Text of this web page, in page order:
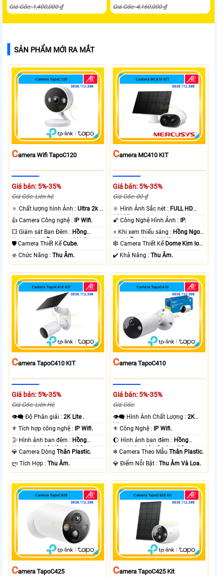
Giá Gốc: 1,400,000 ₫ Giá Gốc: 4,160,000 ₫
SẢN PHẨM MỚI RA MẮT
CAmera Wifi TapoC120
Giá bán: 5%-35%
Giá Gốc: Liên hệ
🔅 Chất lượng hình Ảnh :Ultra 2k +
.
👍 Camera Công nghệ :
IP Wifi.
💥 Giám sát Ban Đêm : Hồng
Ngoại 10m Hồng Ngoại SMD.
🛡 Camera Thiết KếCube.
️☣️ Chức Năng :Thu Âm.
CAmera MC410 KIT
Giá bán: 5%-35%
Giá Gốc: 00 ₫
🔆 Hình Ảnh Sắc nét : FULL HD
1080P .
🌠 Công Nghệ Hình Ảnh :
IP.
⭐ Khi xem thiếu sáng : Hồng Ngoại
10m Hồng Ngoại SMD.
🕸️ Camera Thiết Kế Dome Kim loại
+ Nhựa.
️✔️ Khả Năng :Thu Âm.
CAmera TapoC410 KIT
Giá bán: 5%-35%
Giá Gốc: Liên Hệ
👁️‍🗨 Độ Phân giải :2K Lite .
⚜️ Tích hợp công nghệ :
IP Wifi.
🌛 Hình ảnh ban đêm : Hồng
Ngoại 10m Có Màu Ban Ðêm.
💎 Camera DòngThân Plastic.
️ლ Tích Hợp :Thu Âm.
CAmera TapoC410
Giá bán: 5%-35%
Giá Gốc:
👁️‍🗨 Hình Ành Chất Lượng :2K
Lite .
⚜️ Công Nghệ :
IP Wifi.
🌔 Hình ảnh ban đêm : Hồng
Ngoại 10m Có Màu Ban Ðêm.
❄ Camera Theo MẫuThân Plastic.
️💎 Điểm Nỗi Bật :Thu Âm Và Loa.
CAmera TapoC425 CAmera TapoC425 Kit